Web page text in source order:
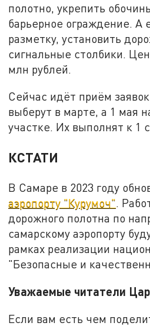
полотно, укрепить
барьерное ограждение. А
разметку, установить
сигнальные столбики.
млн рублей.
Сейчас идёт приём
выберут в марте, а 1 мая
участке. Их выполнят к 1
КСТАТИ
В Самаре в 2023 году
аэропорту "Курумоч".
дорожного полотна по
самарскому аэропорту
рамках реализации
"Безопасные и
Уважаемые читатели
Если вам есть чем